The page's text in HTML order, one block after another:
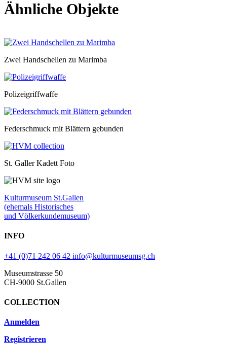
Ähnliche Objekte
Zwei Handschellen zu Marimba
Polizeigriffwaffe
Federschmuck mit Blättern gebunden
St. Galler Kadett Foto
Kulturmuseum St.Gallen
(ehemals Historisches
und Völkerkundemuseum)
INFO
+41 (0)71 242 06 42 info@kulturmuseumsg.ch
Museumstrasse 50
CH-9000 St.Gallen
COLLECTION
Anmelden
Registrieren